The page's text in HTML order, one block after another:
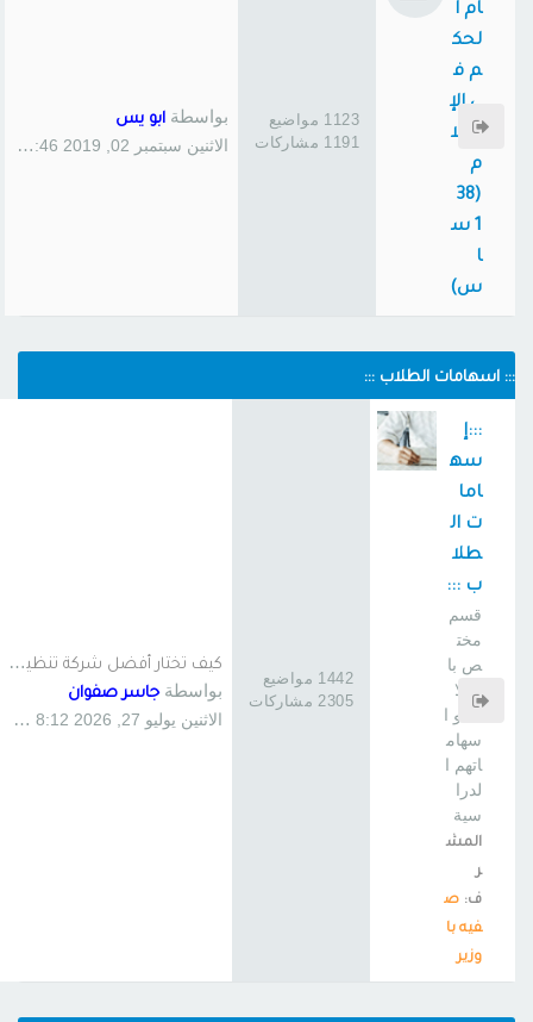
ام ا
لحك
م ف
ي الإ
سلا
م
(38
1 س
ا
س)
1123 مواضيع
1191 مشاركات
بواسطة ابو يس
الاثنين سبتمبر 02, 2019 1:46 pm
::: اسهامات الطلاب :::
:::إ
سه
اما
ت ال
طلا
ب :::
قسم
مخت
ص با
لطلا
ب و ا
سهام
اتهم ا
لدرا
سية
المش
ر
ف: ص
فيه با
وزير
1442 مواضيع
2305 مشاركات
ك
يف تختار أفضل شركة تنظيف منا…
بواسطة جاسر صفوان
الاثنين يوليو 27, 2026 8:12 am